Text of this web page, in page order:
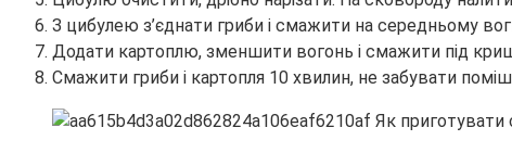
З цибулею з’єднати гриби і смажити на середньому
Додати картоплю, зменшити вогонь і смажити під
Смажити гриби і картопля 10 хвилин, не забувати